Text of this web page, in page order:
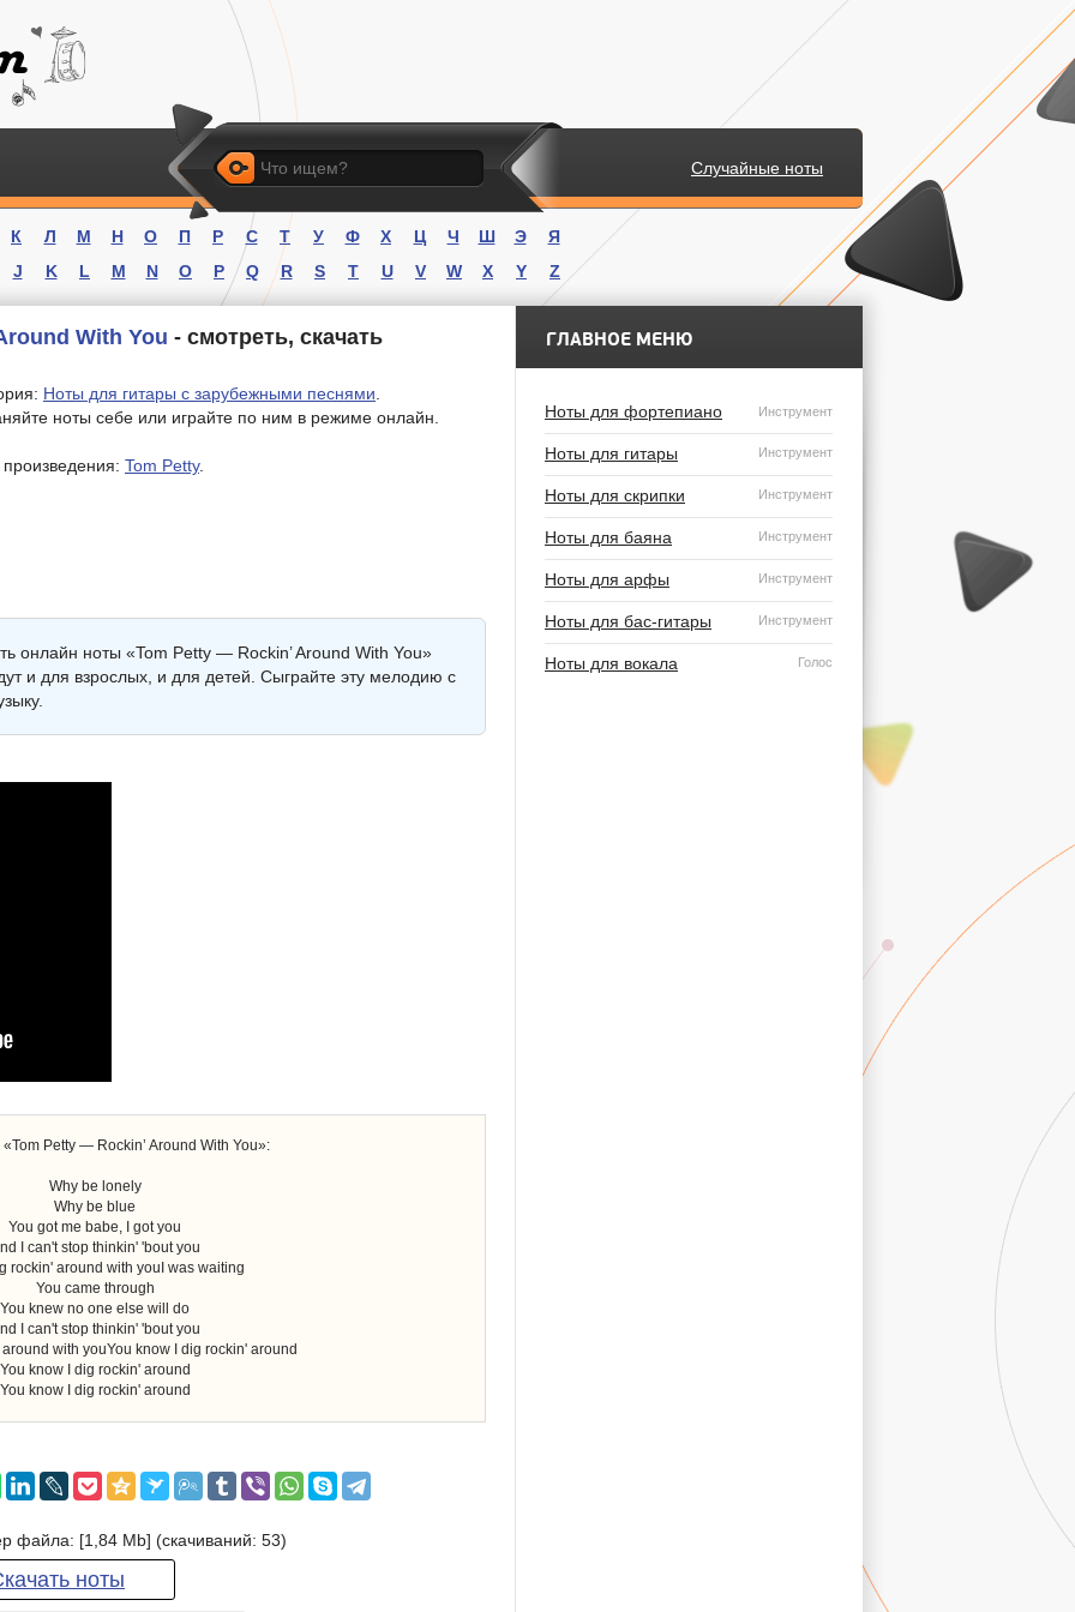
Случайные ноты
Искать
.
К Л М Н О П Р С Т У Ф Х Ц Ч Ш Э
Я
J
K L M N O P Q R S T U V W X Y Z
With You - смотреть, скачать
Ноты для гитары с зарубежными песнями
ноты себе или играйте по ним в режиме онлайн.
Tom Petty.
онлайн ноты «Tom Petty — Rockin’ Around With You»
и для взрослых, и для детей. Сыграйте эту мелодию с
«Tom Petty — Rockin’ Around With You»:
Why be lonely
Why be blue
You got me babe, I got you
I can't stop thinkin' 'bout you
rockin' around with youI was waiting
You came through
You knew no one else will do
I can't stop thinkin' 'bout you
with youYou know I dig rockin' around
You know I dig rockin' around
You know I dig rockin' around
файла: [1,84 Mb] (cкачиваний: 53)
ноты
ГЛАВНОЕ МЕНЮ
Ноты для фортепиано Инструмент
Ноты для гитары Инструмент
Ноты для скрипки Инструмент
Ноты для баяна Инструмент
Ноты для арфы Инструмент
Ноты для бас-гитары Инструмент
Ноты для вокала Голос